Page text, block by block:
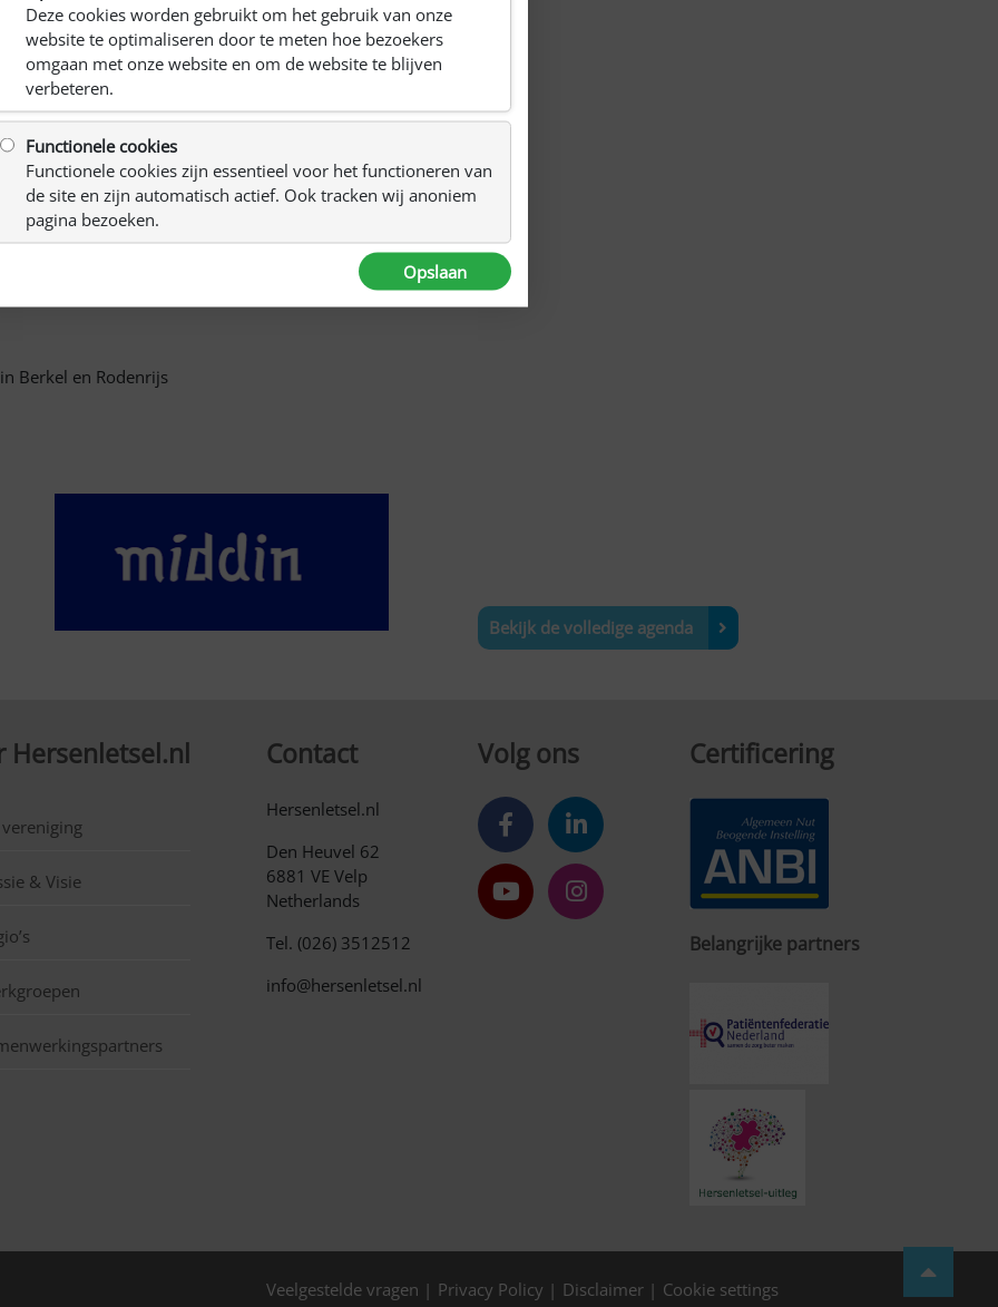
over hersenletsel vóór en dóór bondgenoten.
naasten en belangstellenden.
ontwikkeling.
en aanbod samenkomen.
Ervaring en expertise.
verbinding met bondgenoten in de wijk;
Berkel en Rodenrijs
Bekijk de volledige agenda
Hersenletsel.nl
vereniging
& Visie
Contact
Hersenletsel.nl
Den Heuvel 62
6881 VE Velp
Netherlands
Tel. (026) 3512512
info@hersenletsel.nl
Volg ons Certificering
Belangrijke partners
Veelgestelde vragen Privacy Policy Disclaimer Cookie settings
Deze cookies worden gebruikt om het gebruik van onze
website te optimaliseren door te meten hoe bezoekers
omgaan met onze website en om de website te blijven
verbeteren.
Functionele cookies
Functionele cookies zijn essentieel voor het functioneren van
de site en zijn automatisch actief. Ook tracken wij anoniem
pagina bezoeken.
Opslaan